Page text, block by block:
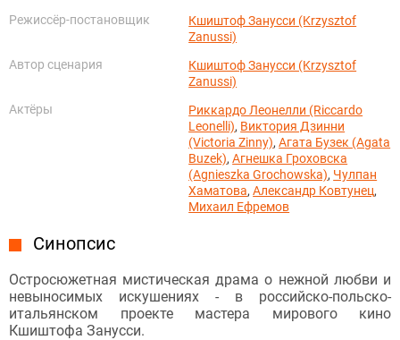
Режиссёр-постановщик
Кшиштоф Занусси (Krzysztof
Zanussi)
Автор сценария
Кшиштоф Занусси (Krzysztof
Zanussi)
Актёры
Риккардо Леонелли (Riccardo
Leonelli), Виктория Дзинни
(Victoria Zinny),Агата Бузек (Agata
Buzek),Агнешка Гроховска
(Agnieszka Grochowska), Чулпан
Хаматова,Александр Ковтунец,
Михаил Ефремов
Синопсис
Остросюжетная мистическая драма о нежной любви и
невыносимых искушениях - в российско-польско-
итальянском проекте мастера мирового кино
Кшиштофа Занусси.